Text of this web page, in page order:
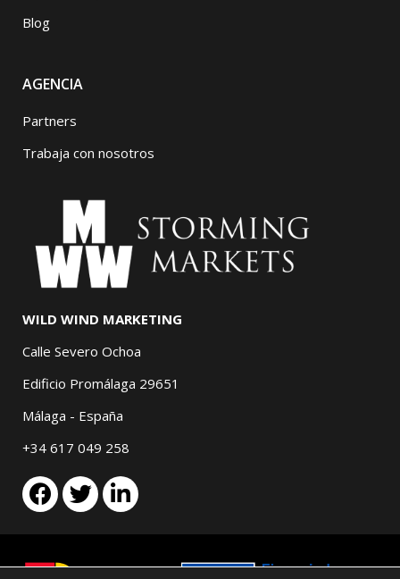
Blog
AGENCIA
Partners
Trabaja con nosotros
WILD WIND MARKETING
Calle Severo Ochoa
Edificio Promálaga 29651
Málaga - España
+34 617 049 258